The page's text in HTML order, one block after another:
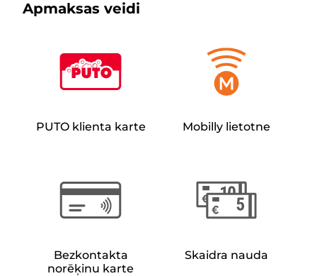
Apmaksas veidi
PUTO klienta karte Mobilly lietotne
Bezkontakta
norēķinu karte
Skaidra nauda